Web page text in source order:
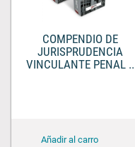
COMPENDIO DE
JURISPRUDENCIA
VINCULANTE PENAL ..